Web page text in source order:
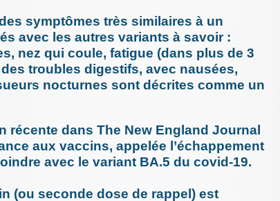
symptômes très similaires à un
avec les autres variants à savoir :
nez qui coule, fatigue (dans plus de 3
troubles digestifs, avec nausées,
nocturnes sont décrites comme un
récente dans The New England Journal
aux vaccins, appelée l’échappement
avec le variant BA.5 du covid-19.
(ou seconde dose de rappel) est